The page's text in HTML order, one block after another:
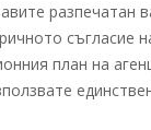
разпечатан
съгласие
план на